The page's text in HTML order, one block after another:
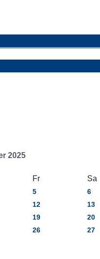
2025
Fr Sa
5 6
12 13
19 20
26 27